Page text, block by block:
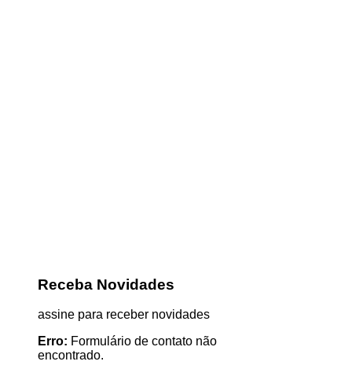
Receba Novidades
assine para receber novidades
Erro: Formulário de contato não
encontrado.